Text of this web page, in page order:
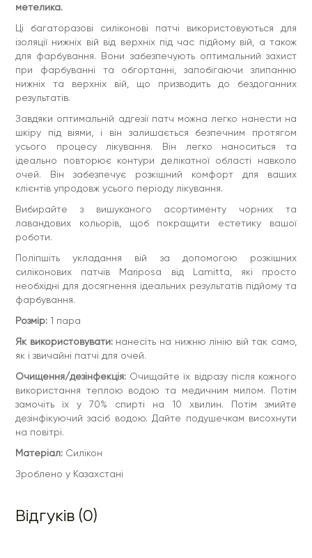
Як використовувати:
як і звичайні патчі для очей.
Очищення/дезінфекція:Очищайте їх відразу після кожного
використання теплою водою та медичним милом. Потім
замочіть їх у 70% спирті на 10 хвилин. Потім змийте
дезінфікуючий засіб водою. Дайте подушечкам висохнути
на повітрі.
Матеріал:Силікон
Зроблено у Казахстані
метелика.
Ці багаторазові силіконові патчі використовуються для
ізоляції нижніх вій від верхніх під час підйому вій, а також
для фарбування. Вони забезпечують оптимальний захист
при фарбуванні та обгортанні, запобігаючи злипанню
нижніх та верхніх вій, що призводить до бездоганних
результатів.
Завдяки оптимальній адгезії патч можна легко нанести на
шкіру під віями, і він залишається безпечним протягом
усього процесу лікування. Він легко наноситься та
ідеально повторює контури делікатної області навколо
очей. Він забезпечує розкішний комфорт для ваших
клієнтів упродовж усього періоду лікування.
Вибирайте з вишуканого асортименту чорних та
лавандових кольорів, щоб покращити естетику вашої
роботи.
Поліпшіть укладання вій за допомогою розкішних
силіконових патчів Mariposa від Lamitta, які просто
необхідні для досягнення ідеальних результатів підйому та
фарбування.
Розмір: 1 пара
Як використовувати:нанесіть на нижню лінію вій так само,
як і звичайні патчі для очей.
Очищення/дезінфекція: Очищайте їх відразу після кожного
використання теплою водою та медичним милом. Потім
замочіть їх у 70% спирті на 10 хвилин. Потім змийте
дезінфікуючий засіб водою. Дайте подушечкам висохнути
на повітрі.
Матеріал: Силікон
Зроблено у Казахстані
Відгуків (0)